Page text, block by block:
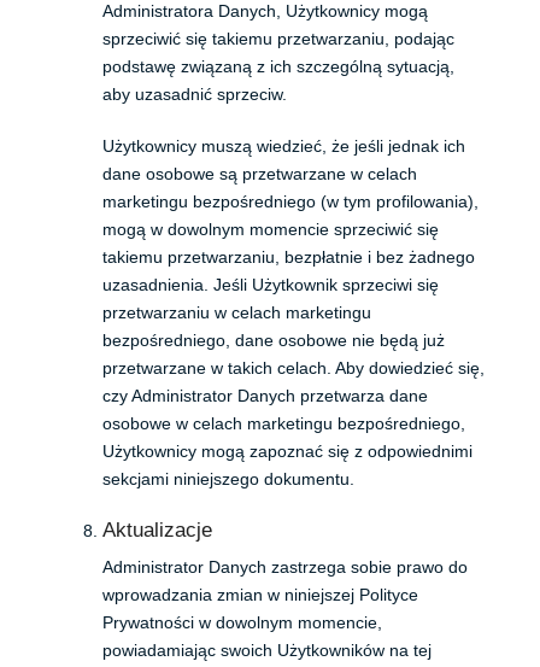
Administratora Danych, Użytkownicy mogą
sprzeciwić się takiemu przetwarzaniu, podając
podstawę związaną z ich szczególną sytuacją,
aby uzasadnić sprzeciw.
Użytkownicy muszą wiedzieć, że jeśli jednak ich
dane osobowe są przetwarzane w celach
marketingu bezpośredniego (w tym profilowania),
mogą w dowolnym momencie sprzeciwić się
takiemu przetwarzaniu, bezpłatnie i bez żadnego
uzasadnienia. Jeśli Użytkownik sprzeciwi się
przetwarzaniu w celach marketingu
bezpośredniego, dane osobowe nie będą już
przetwarzane w takich celach. Aby dowiedzieć się,
czy Administrator Danych przetwarza dane
osobowe w celach marketingu bezpośredniego,
Użytkownicy mogą zapoznać się z odpowiednimi
sekcjami niniejszego dokumentu.
Aktualizacje
Administrator Danych zastrzega sobie prawo do
wprowadzania zmian w niniejszej Polityce
Prywatności w dowolnym momencie,
powiadamiając swoich Użytkowników na tej